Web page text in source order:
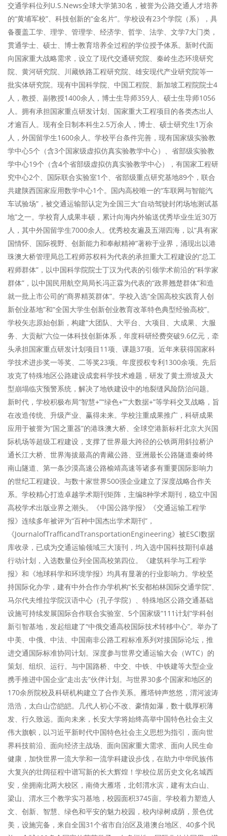
交通学科位列U.S.News全球大学第30名，被誉为公路交通人才培养
的“黄埔军校”、科技创新的“金名片”。学校设有23个学院（系），具
备覆盖工学、理学、管理学、经济学、哲学、法学、文学7大门类，
贯通学士、硕士、博士教育培养全过程的学位授予体系。新时代面
向国家重大战略需求，设立了现代交通研究院、秦岭生态环境研究
院、黄河研究院、川藏铁路工程研究院、雄安现代产业研究院等一
批实体研究院。现有中国科学院、中国工程院、新加坡工程院院士4
人，教授、副教授1400余人，博士生导师359人、硕士生导师1056
人。拥有承担国家重点研发计划、国家重大工程项目的各类杰出人
才逾百人。现有全日制本科生2.5万余人，博士、硕士研究生1万余
人，外国留学生1600余人。学校平台条件完善，现有国家级实验教
学中心5个（含3个国家级虚拟仿真实验教学中心）、省部级实验教
学中心19个（含4个省部级虚拟仿真实验教学中心），有国家工程研
究中心2个、国际联合实验室1个、省部级重点研究基地89个，联合
共建陕西国家应用数学中心1个。国内高校唯一的“车联网与智能汽
车试验场”，被交通运输部认定为全国三大“自动驾驶封闭场地测试基
地”之一。学校育人成果丰硕，累计向海内外输送优秀毕业生近30万
人，其中外国留学生7000余人。优秀校友遍及五湖四海，以“具有家
国情怀、国际视野、创新能力和奉献精神”著称于业界，涌现出以港
珠澳大桥管理局总工程师苏权科为代表的承担重大工程建设的“总工
程师群体”，以中国科学院院士丁汉为代表的引领学术前沿的“科学家
群体”，以中国民用航空局局长冯正霖为代表的“政界翘楚群体”和造
就一批上市公司的“商界精英群体”。学校入选“全国高校实践育人创
新创业基地”和“全国大学生创新创业教育改革特色典型经验高校”。
学校矢志原始创新，构建“大团队、大平台、大项目、大成果、大服
务、大贡献”六位一体科技创新体系，年度科研经费突破9.6亿元，牵
头承担国家重点研发计划项目11项、课题37项。近年来获得国家科
学技术进步奖一等奖、二等奖23项。年度授权专利1300余项。先后
攻克了特殊地区公路建设成套科学技术难题，研发了黄土滑坡及大
型崩塌临灾预警系统，解决了地铁建设中的地裂缝风险防治问题。
新时代，学校积极布局“智慧+”“绿色+”“大数据+”等学科交叉战略，旨
在改造传统、升级产业、赢得未来。学校注重成果推广，科研成果
应用于被誉为“国之重器”的港珠澳大桥、全球空港新标杆北京大兴国
际机场等超级工程建设，支撑了世界最大跨径的公铁两用斜拉桥沪
通长江大桥、世界海拔最高的青藏公路、亚洲最长公路隧道秦岭终
南山隧道、第一条沙漠高速公路榆靖高速等诸多有重要国际影响力
的世纪工程建设。与数十家世界500强企业建立了深度战略合作关
系。学校精心打造卓越学术期刊矩阵，主编8种学术期刊，稳立中国
高校学术出版业界之潮头。《中国公路学报》《交通运输工程学
报》连续多年被评为“百种中国杰出学术期刊”，
《JournalofTrafficandTransportationEngineering》被ESCI数据
库收录，已成为交通运输领域三大顶刊，均入选中国科技期刊卓越
行动计划，入选数量位列全国高校第四位。《建筑科学与工程学
报》和《地球科学和环境学报》均具有显著的行业影响力。学校坚
持国际化办学，建有中外合作办学机构“长安都柏林国际交通学院”、
马尔代夫维拉学院汉语中心（孔子学院）、特殊地区公路交通基础
设施可持续发展国际合作联合实验室、5个国家级“111计划”学科创
新引智基地，发起组建了“中俄交通高校国际技术转移中心”。举办了
中美、中俄、中法、中国南非公路工程标准系列对接国际论坛，推
进交通国际标准协同计划。深度参与世界交通运输大会（WTC）的
策划、组织、运行。与中国路桥、中交、中铁、中铁建等大型企业
携手推进中国企业“走出去”伙伴计划。与世界30多个国家和地区的
170余所院校及科研机构建立了合作关系。雁塔钟声悠悠，渭河波涛
浩浩，太白山峦皑皑。几代人初心不改、豪情如瀑，数十载厚积薄
发、行久致远。面向未来，长安大学将始终高举中国特色社会主义
伟大旗帜，以习近平新时代中国特色社会主义思想为指引，面向世
界科技前沿、面向经济主战场、面向国家重大需求、面向人民生命
健康，加快世界一流大学和一流学科建设步伐，在助力中华民族伟
大复兴的壮阔征程中谱写新的长大辉煌！学校位居历史文化名城西
安，坐拥南北两大校区，南倚大雁塔，北邻渭水滨，建有太白山、
梁山、渭水三个教学实习基地，校园面积3745亩。学校着力塑造人
文、创新、智慧、绿色和平安的魅力校园，校内绿树成荫，景色优
美，设施完备，来自全国31个省市自治区及港澳台地区、40多个民